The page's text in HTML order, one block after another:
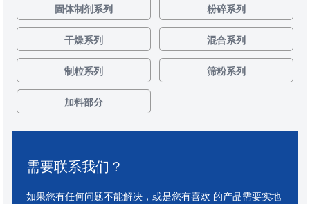
固体制剂系列 粉碎系列
干燥系列 混合系列
制粒系列 筛粉系列
加料部分
需要联系我们？
如果您有任何问题不能解决，或是您有喜欢 的产品需要实地